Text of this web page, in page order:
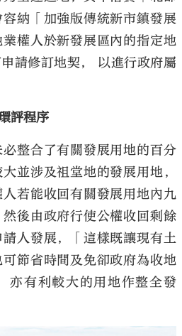
納「加強版傳統新市鎮發展
權人於新發展區內的指定地
請修訂地契， 以進行政府屬
評程序
整合了有關發展用地的百分
並涉及祖堂地的發展用地，
若能收回有關發展用地內九
後由政府行使公權收回剩餘
人發展，「這樣既讓現有土
節省時間及免卻政府為收地
亦有利較大的用地作整全發